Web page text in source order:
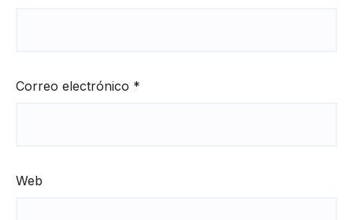
Correo electrónico *
Web